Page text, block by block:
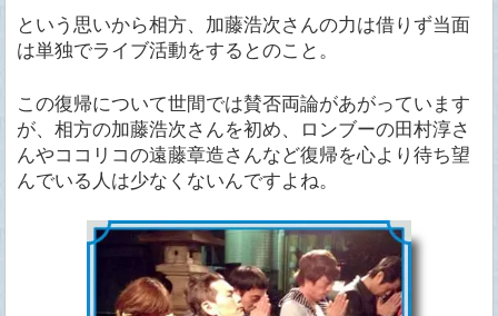
という思いから相方、加藤浩次さんの力は借りず当面
は単独でライブ活動をするとのこと。
この復帰について世間では賛否両論があがっています
が、相方の加藤浩次さんを初め、ロンブーの田村淳さ
んやココリコの遠藤章造さんなど復帰を心より待ち望
んでいる人は少なくないんですよね。